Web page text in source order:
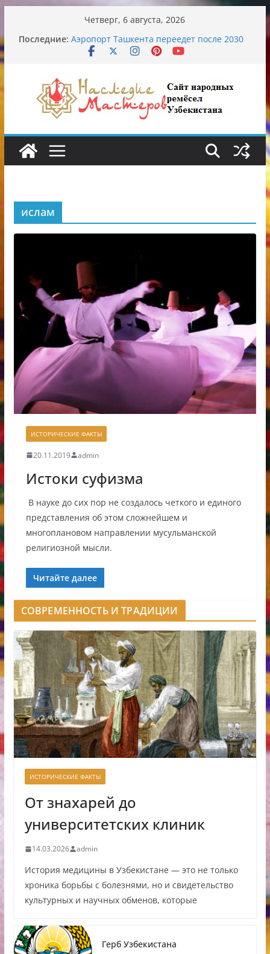
содержимому
Четверг, 6 августа, 2026
Последние: Аэропорт Ташкента переедет после 2030
года
Обрушение на одном из ключевых
перекрёстков Ташкента: перекрыт
путепровод на Буюк Ипак Йули
Узбекские традиционные узоры:
символика и происхождение
ислам
ИСТОРИЧЕСКИЕ ФАКТЫ
20.11.2019 admin
Истоки суфизма
В науке до сих пор не создалось четкого и единого
представления об этом сложнейшем и
многоплановом направлении мусульманской
религиозной мысли.
Читайте далее
СОВРЕМЕННОСТЬ И ТРАДИЦИИ
ИСТОРИЧЕСКИЕ ФАКТЫ
От знахарей до
университетских клиник
14.03.2026 admin
История медицины в Узбекистане — это не только
хроника борьбы с болезнями, но и свидетельство
культурных и научных обменов, которые
Герб Узбекистана